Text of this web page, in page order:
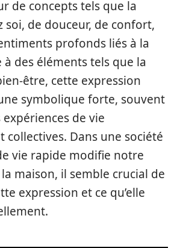
de concepts tels que la
soi, de douceur, de confort,
profonds liés à la
à des éléments tels que la
être, cette expression
symbolique forte, souvent
expériences de vie
collectives. Dans une société
vie rapide modifie notre
maison, il semble crucial de
expression et ce qu’elle